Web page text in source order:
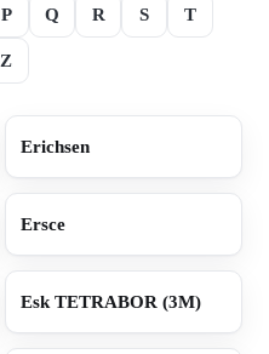
P Q R S T
Z
Erichsen
Ersce
Esk TETRABOR (3M)